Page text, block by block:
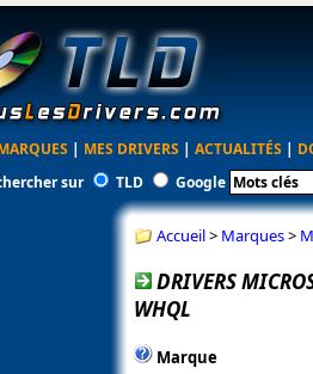
| MES DRIVERS | ACTUALITÉS |
sur
TLD Google
Accueil> Marques>
DRIVERS
WHQL
Marque